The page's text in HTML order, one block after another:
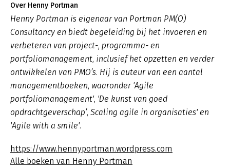
Over Henny Portman
Henny Portman is eigenaar van Portman PM(O)
Consultancy en biedt begeleiding bij het invoeren en
verbeteren van project-, programma- en
portfoliomanagement, inclusief het opzetten en verder
ontwikkelen van PMO’s. Hij is auteur van een aantal
managementboeken, waaronder 'Agile
portfoliomanagement', 'De kunst van goed
opdrachtgeverschap’, Scaling agile in organisaties' en
'Agile with a smile'.
https://www.hennyportman.wordpress.com
Alle boeken van Henny Portman